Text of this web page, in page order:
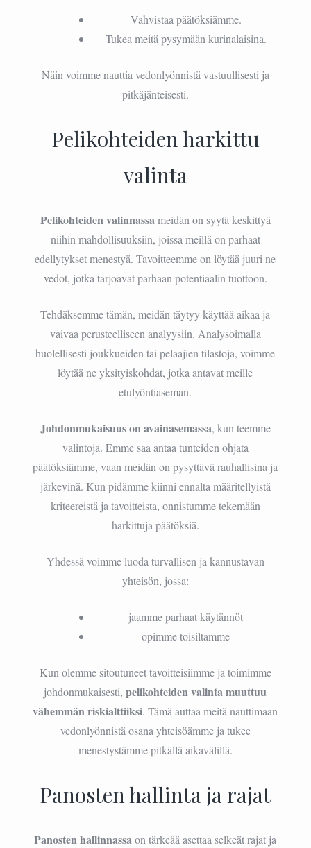
Vahvistaa päätöksiämme.
Tukea meitä pysymään kurinalaisina.
Näin voimme nauttia vedonlyönnistä vastuullisesti ja
pitkäjänteisesti.
Pelikohteiden harkittu
valinta
Pelikohteiden valinnassameidän on syytä keskittyä
niihin mahdollisuuksiin, joissa meillä on parhaat
edellytykset menestyä. Tavoitteemme on löytää juuri ne
vedot, jotka tarjoavat parhaan potentiaalin tuottoon.
Tehdäksemme tämän, meidän täytyy käyttää aikaa ja
vaivaa perusteelliseen analyysiin. Analysoimalla
huolellisesti joukkueiden tai pelaajien tilastoja, voimme
löytää ne yksityiskohdat, jotka antavat meille
etulyöntiaseman.
Johdonmukaisuus on avainasemassa, kun teemme
valintoja. Emme saa antaa tunteiden ohjata
päätöksiämme, vaan meidän on pysyttävä rauhallisina ja
järkevinä. Kun pidämme kiinni ennalta määritellyistä
kriteereistä ja tavoitteista, onnistumme tekemään
harkittuja päätöksiä.
Yhdessä voimme luoda turvallisen ja kannustavan
yhteisön, jossa:
jaamme parhaat käytännöt
opimme toisiltamme
Kun olemme sitoutuneet tavoitteisiimme ja toimimme
johdonmukaisesti,pelikohteiden valinta muuttuu
vähemmän riskialttiiksi. Tämä auttaa meitä nauttimaan
vedonlyönnistä osana yhteisöämme ja tukee
menestystämme pitkällä aikavälillä.
Panosten hallinta ja rajat
Panosten hallinnassaon tärkeää asettaa selkeät rajat ja